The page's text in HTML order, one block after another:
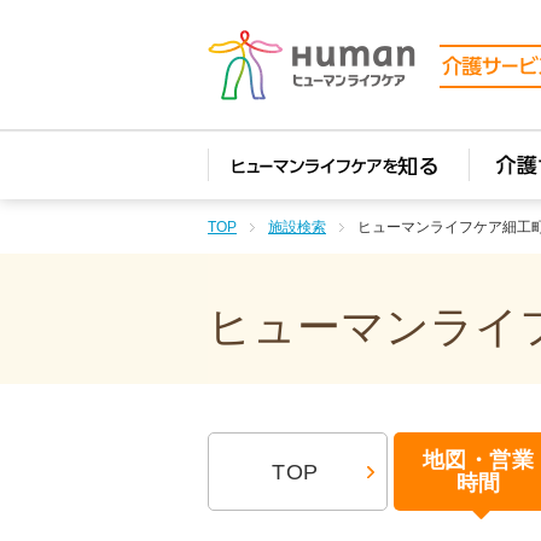
TOP 施設検索 ヒューマンライフケア細工
ヒューマンライ
TOP
地図・営業
時間